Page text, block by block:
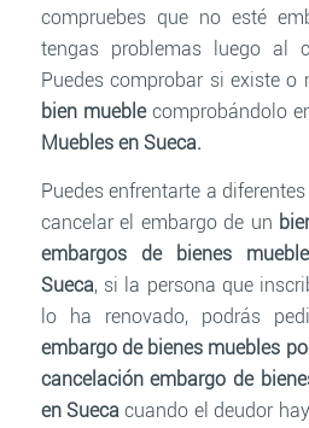
compruebes que no esté
tengas problemas luego al
Puedes comprobar si existe o
bien mueblecomprobándolo
Muebles en Sueca.
Puedes enfrentarte a
cancelar el embargo de un
embargos de bienes
Sueca, si la persona que
lo ha renovado, podrás
embargo de bienes muebles
cancelación embargo de
en Suecacuando el deudor